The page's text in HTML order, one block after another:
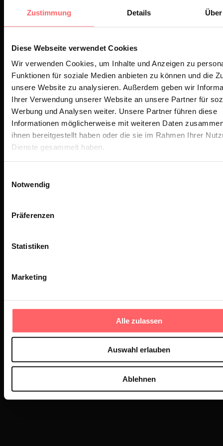
Zustimmung Details
Diese Webseite verwendet Cookies
Wir verwenden Cookies, um Inhalte und Anzeigen zu
Funktionen für soziale Medien anbieten zu können und die
unsere Website zu analysieren. Außerdem geben wir
Ihrer Verwendung unserer Website an unsere Partner für
Werbung und Analysen weiter. Unsere Partner führen diese
Informationen möglicherweise mit weiteren Daten
ihnen bereitgestellt haben oder die sie im Rahmen Ihrer
Dienste gesammelt haben.
Notwendig
Präferenzen
Statistiken
Marketing
Alle zulassen
Auswahl erlauben
Ablehnen
wird’s mir zu wild, ich geh ins Beet“?
Eines realistischer als das andere.
Spoiler für alle
Verschwörungstheoretiker: Der
eigentliche Grund, warum der
Haslacher hier zu sehen ist, hat rein
gar nichts mit einer Kosmetiker-
erfahrt ihr in wenigen Tagen.
sich der HOJ Club da wirklich mal eine
https://www.instagram.com/